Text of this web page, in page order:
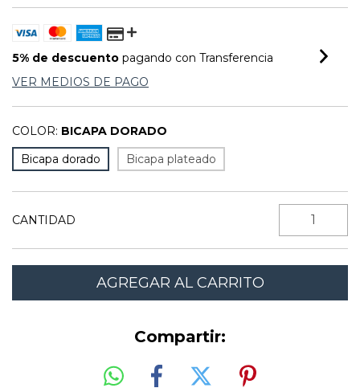
5% de descuento pagando con Transferencia
VER MEDIOS DE PAGO
COLOR: BICAPA DORADO
Bicapa dorado
Bicapa plateado
CANTIDAD
Compartir: